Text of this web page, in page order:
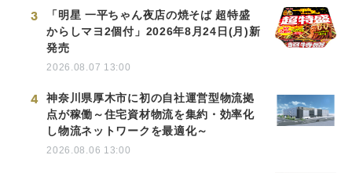
3
「明星 一平ちゃん夜店の焼そば 超特盛
からしマヨ2個付」2026年8月24日(月)新
発売
2026.08.07 13:00
4
神奈川県厚木市に初の自社運営型物流拠
点が稼働～住宅資材物流を集約・効率化
し物流ネットワークを最適化～
2026.08.06 13:00